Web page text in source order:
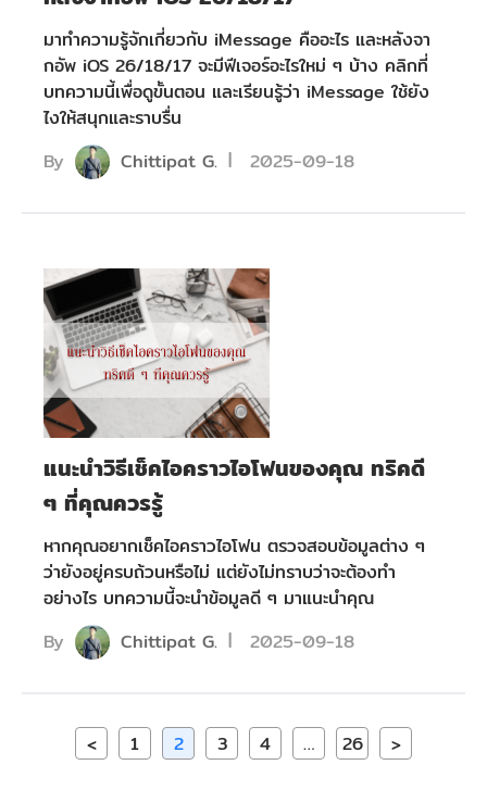
มาทำความรู้จักเกี่ยวกับ iMessage คืออะไร และหลังจา
กอัพ iOS 26/18/17 จะมีฟีเจอร์อะไรใหม่ ๆ บ้าง คลิกที่
บทความนี้เพื่อดูขั้นตอน และเรียนรู้ว่า iMessage ใช้ยัง
ไงให้สนุกและราบรื่น
By
Chittipat G. 2025-09-18
แนะนำวิธีเช็คไอคราวไอโฟนของคุณ ทริคดี
ๆ ที่คุณควรรู้
หากคุณอยากเช็คไอคราวไอโฟน ตรวจสอบข้อมูลต่าง ๆ
ว่ายังอยู่ครบถ้วนหรือไม่ แต่ยังไม่ทราบว่าจะต้องทำ
อย่างไร บทความนี้จะนำข้อมูลดี ๆ มาแนะนำคุณ
By
Chittipat G. 2025-09-18
< 1 2 3 4 … 26 >